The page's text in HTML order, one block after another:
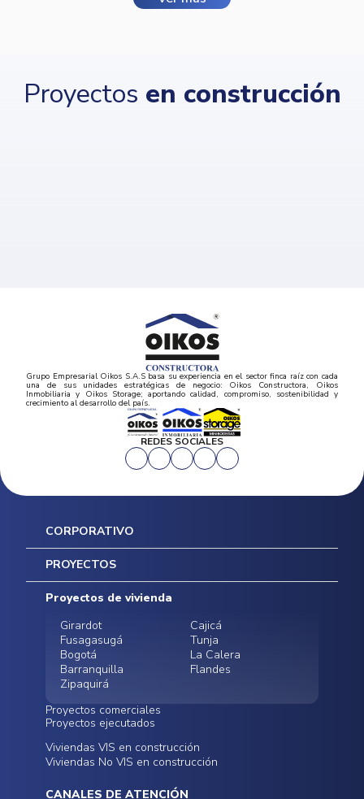
Proyectos en construcción
Grupo Empresarial Oikos S.A.S basa su experiencia en el sector finca raíz con cada
una de sus unidades estratégicas de negocio: Oikos Constructora, Oikos
Inmobiliaria y Oikos Storage; aportando calidad, compromiso, sostenibilidad y
crecimiento al desarrollo del país.
REDES SOCIALES
CORPORATIVO
Inicio
Postventas
Contratación Directa
Noticias
PROYECTOS
Proyectos de vivienda
Girardot
Cajicá
Fusagasugá
Tunja
Bogotá
La Calera
Barranquilla
Flandes
Zipaquirá
Proyectos comerciales
Funza
Infinitum Zentral
Bodegas - ALMAX
Centro Comercial
Proyectos ejecutados
Conoce nuestros
proyectos ejecutados
Viviendas VIS en construcción
Viviendas No VIS en construcción
CANALES DE ATENCIÓN